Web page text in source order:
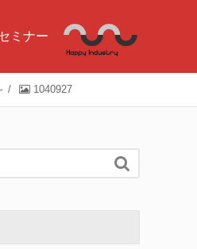
ミナー
/ 1040927
